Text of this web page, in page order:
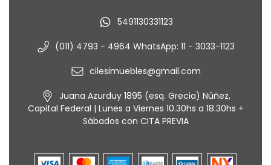
5491130331123
(011) 4793 - 4964 WhatsApp: 11 - 3033-1123
cilesimuebles@gmail.com
Juana Azurduy 1895 (esq. Grecia) Núñez,
Capital Federal | Lunes a Viernes 10.30hs a 18.30hs +
Sábados con CITA PREVIA